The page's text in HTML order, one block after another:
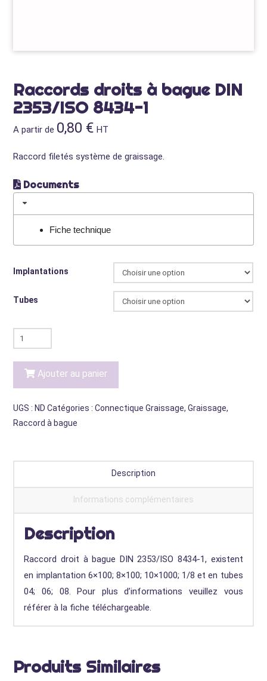
Raccords droits à bague DIN
2353/ISO 8434-1
A partir de 0,80 € HT
Raccord filetés système de graissage.
Documents
Fiche technique
Implantations
Tubes
quantité
de
Raccords
droits
bague
DIN
Ajouter au panier
UGS : ND Catégories :Connectique Graissage,Graissage,
Raccord à bague
Description
Informations complémentaires
Description
Raccord droit à bague DIN 2353/ISO 8434-1, existent
en implantation 6×100; 8×100; 10×1000; 1/8 et en tubes
04; 06; 08. Pour plus d’informations veuillez vous
référer à la fiche téléchargeable.
Produits Similaires